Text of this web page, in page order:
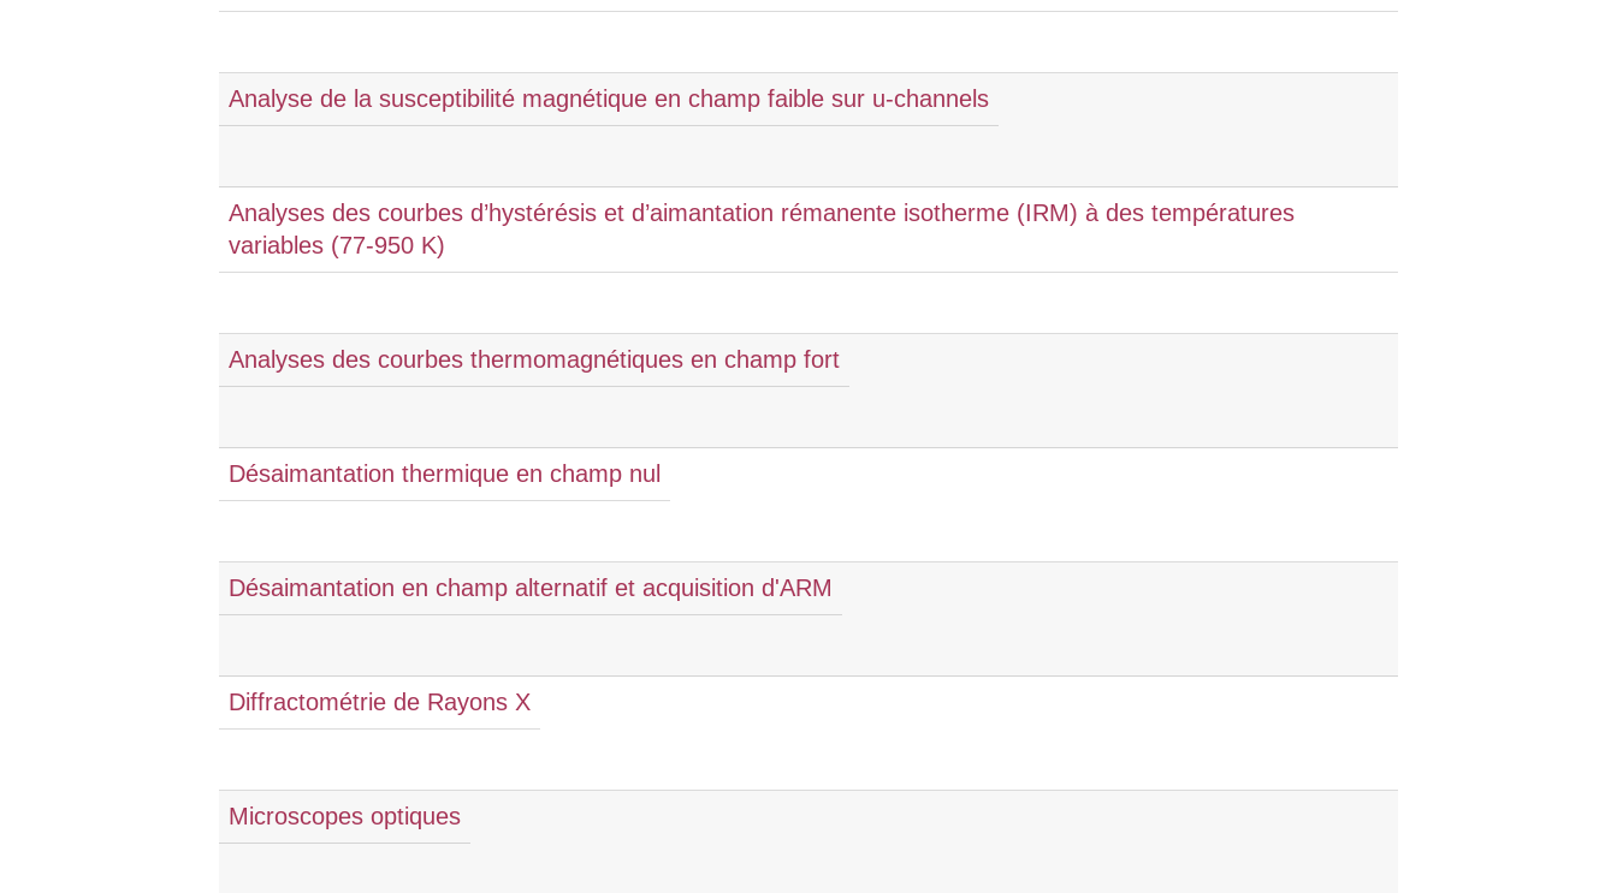
Analyse de la susceptibilité magnétique en champ faible sur u-channels
Analyses des courbes d’hystérésis et d’aimantation rémanente isotherme (IRM) à des températures
variables (77-950 K)
Analyses des courbes thermomagnétiques en champ fort
Désaimantation thermique en champ nul
Désaimantation en champ alternatif et acquisition d'ARM
Diffractométrie de Rayons X
Microscopes optiques